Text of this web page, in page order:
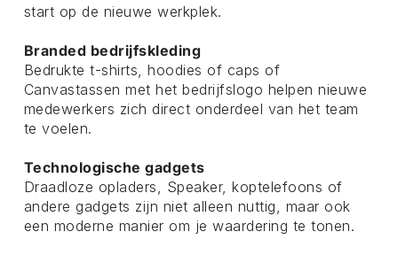
start op de nieuwe werkplek.
Branded bedrijfskleding
Bedrukte t-shirts, hoodies of caps of
Canvastassen met het bedrijfslogo helpen nieuwe
medewerkers zich direct onderdeel van het team
te voelen.
Technologische gadgets
Draadloze opladers, Speaker, koptelefoons of
andere gadgets zijn niet alleen nuttig, maar ook
een moderne manier om je waardering te tonen.